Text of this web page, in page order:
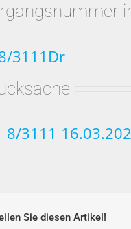
3111Dr
8/3111
Sie diesen Artikel!